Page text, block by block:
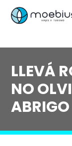
LLEVÁ
NO
ABRIGO